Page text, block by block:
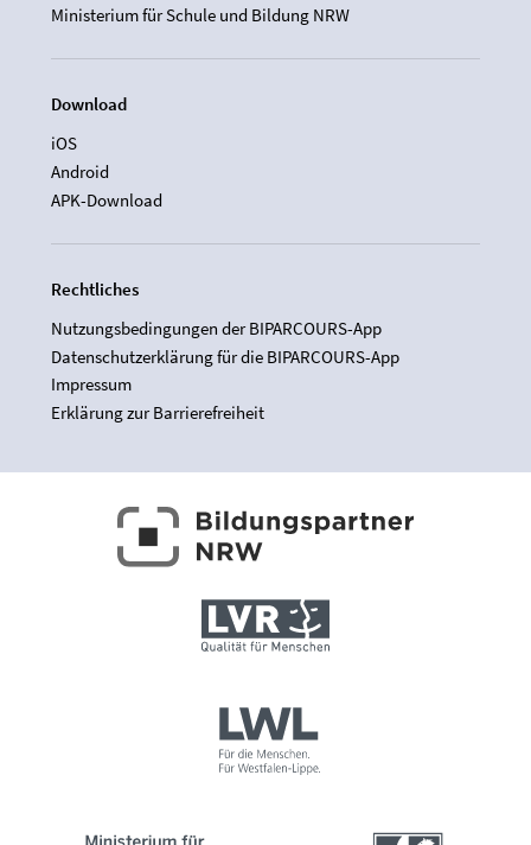
Ministerium für Schule und Bildung NRW
Download
iOS
Android
APK-Download
Rechtliches
Nutzungsbedingungen der BIPARCOURS-App
Datenschutzerklärung für die BIPARCOURS-App
Impressum
Erklärung zur Barrierefreiheit